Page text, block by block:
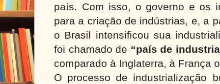
país. Com isso, o governo e os
para a criação de indústrias, e, a
o Brasil intensificou sua
foi chamado de “país de
comparado à Inglaterra, à França
O processo de industrialização